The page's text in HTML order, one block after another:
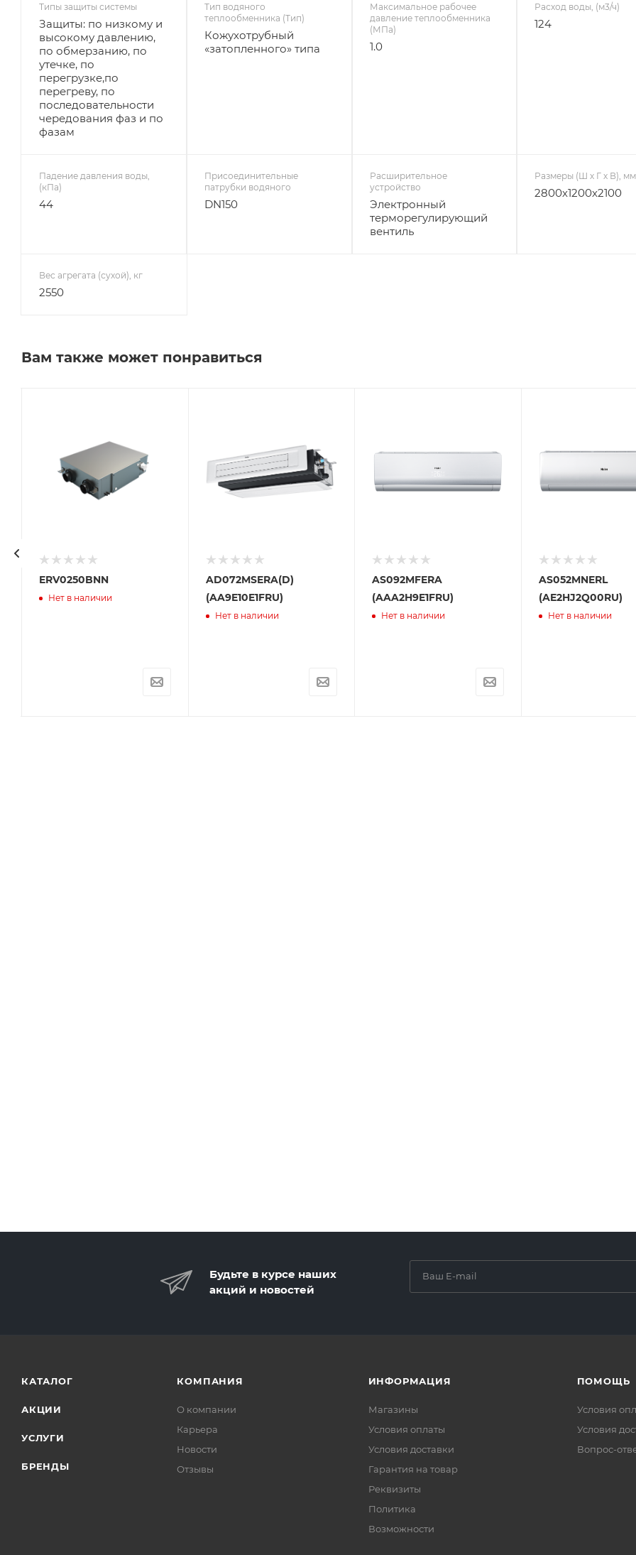
Типы защиты системы
Защиты: по низкому и
высокому давлению,
по обмерзанию, по
утечке, по
перегрузке,по
перегреву, по
последовательности
чередования фаз и по
фазам
Тип водяного
теплообменника (Тип)
Кожухотрубный
«затопленного» типа
Максимальное рабочее
давление теплообменника
(МПа)
1.0
Расход воды, (м3/ч)
124
Падение давления воды,
(кПа)
44
Присоединительные
патрубки водяного
DN150
Расширительное
устройство
Электронный
терморегулирующий
вентиль
Размеры (Ш х Г х В), мм
2800х1200х2100
Вес агрегата (сухой), кг
2550
Вам также может понравиться
ERV0250BNN
Нет в наличии
AD072MSERA(D)
(AA9E10E1FRU)
Нет в наличии
AS092MFERA
(AAA2H9E1FRU)
Нет в наличии
AS052MNERL
(AE2HJ2Q00RU)
Нет в наличии
Будьте в курсе наших
акций и новостей
КАТАЛОГ
АКЦИИ
УСЛУГИ
БРЕНДЫ
КОМПАНИЯ
О компании
Карьера
Новости
Отзывы
ИНФОРМАЦИЯ
Магазины
Условия оплаты
Условия доставки
Гарантия на товар
Реквизиты
Политика
Возможности
ПОМОЩЬ
Условия
Условия
Вопрос-